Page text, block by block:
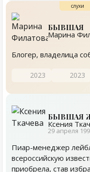
БЫВШАЯ
Марина
Блогер, владелица
2023 2023
БЫВШАЯ
Ксения
29 апреля
Пиар-менеджер
всероссийскую
приобрела, став